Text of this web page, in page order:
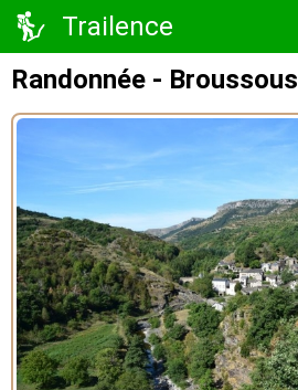
Trailence
Randonnée - Broussous